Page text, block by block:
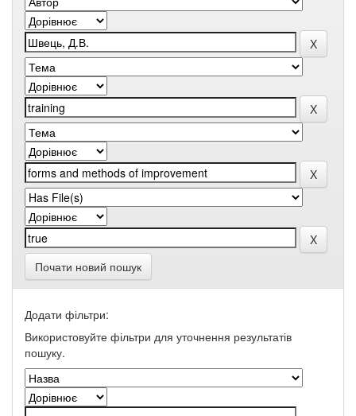
Почати новий пошук
Додати фільтри:
Використовуйте фільтри для уточнення результатів
пошуку.